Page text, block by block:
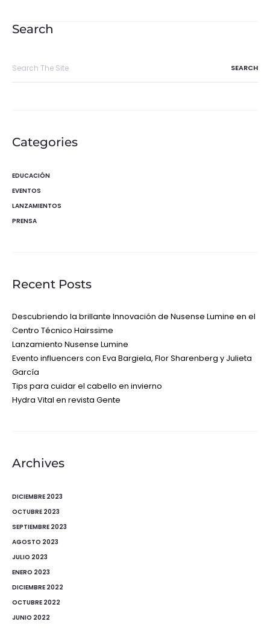
entradas
Search
Categories
EDUCACIÓN
EVENTOS
LANZAMIENTOS
PRENSA
Recent Posts
Descubriendo la brillante Innovación de Nusense Lumine en el
Centro Técnico Hairssime
Lanzamiento Nusense Lumine
Evento influencers con Eva Bargiela, Flor Sharenberg y Julieta
García
Tips para cuidar el cabello en invierno
Hydra Vital en revista Gente
Archives
DICIEMBRE 2023
OCTUBRE 2023
SEPTIEMBRE 2023
AGOSTO 2023
JULIO 2023
ENERO 2023
DICIEMBRE 2022
OCTUBRE 2022
JUNIO 2022